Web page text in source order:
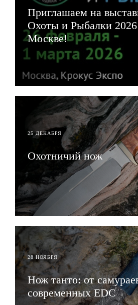
Приглашаем на
Охоты и Рыбалки 2026
Москве!
25 ДЕКАБРЯ
Охотничий нож
ЧИТАТЬ
28 НОЯБРЯ
Нож танто: от
современных EDC